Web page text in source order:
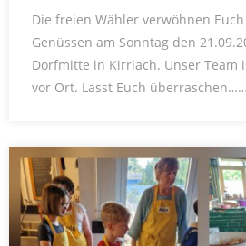
Die freien Wähler verwöhnen
Genüssen am Sonntag den
Dorfmitte in Kirrlach. Unser Team
vor Ort. Lasst Euch überraschen……